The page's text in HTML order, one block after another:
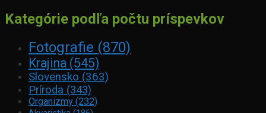
Kategórie podľa počtu príspevkov
Fotografie (870)
Krajina (545)
Slovensko (363)
Príroda (343)
Organizmy (232)